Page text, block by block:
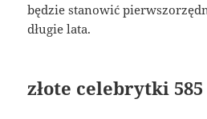
będzie stanowić
długie lata.
złote celebrytki 585